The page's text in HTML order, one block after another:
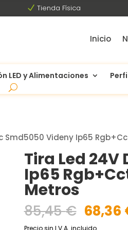
N Tienda Física
Inicio
LED y Alimentaciones
Smd5050 Videny Ip65
Tira Led 24V
Ip65
Metros
85,45€ El
precio
68,36
Precio sin I.V.A. incluido